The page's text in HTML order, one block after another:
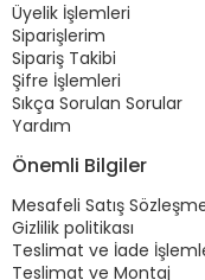
Üyelik İşlemleri
Siparişlerim
Sipariş Takibi
Şifre İşlemleri
Sıkça Sorulan Sorular
Yardım
Önemli Bilgiler
Mesafeli Satış
Gizlilik politikası
Teslimat ve İade
Teslimat ve Montaj